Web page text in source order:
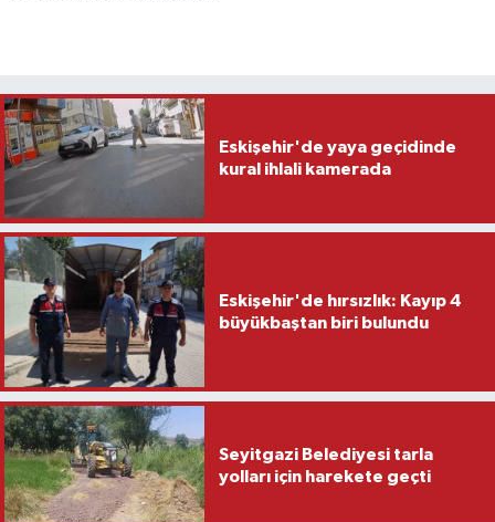
Eskişehir'de yaya geçidinde
kural ihlali kamerada
Eskişehir'de hırsızlık: Kayıp 4
büyükbaştan biri bulundu
Seyitgazi Belediyesi tarla
yolları için harekete geçti